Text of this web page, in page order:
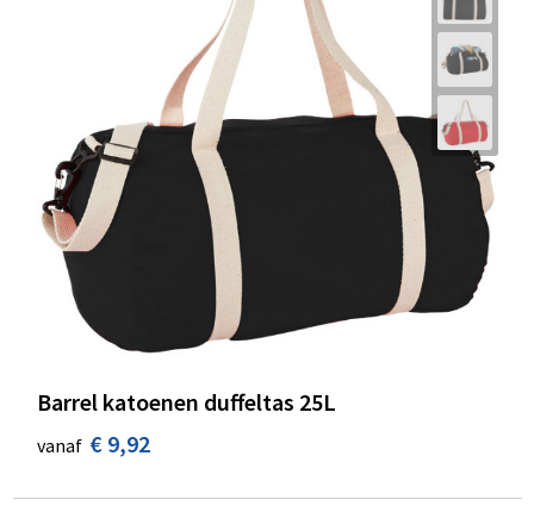
Barrel katoenen duffeltas 25L
vanaf € 9,92